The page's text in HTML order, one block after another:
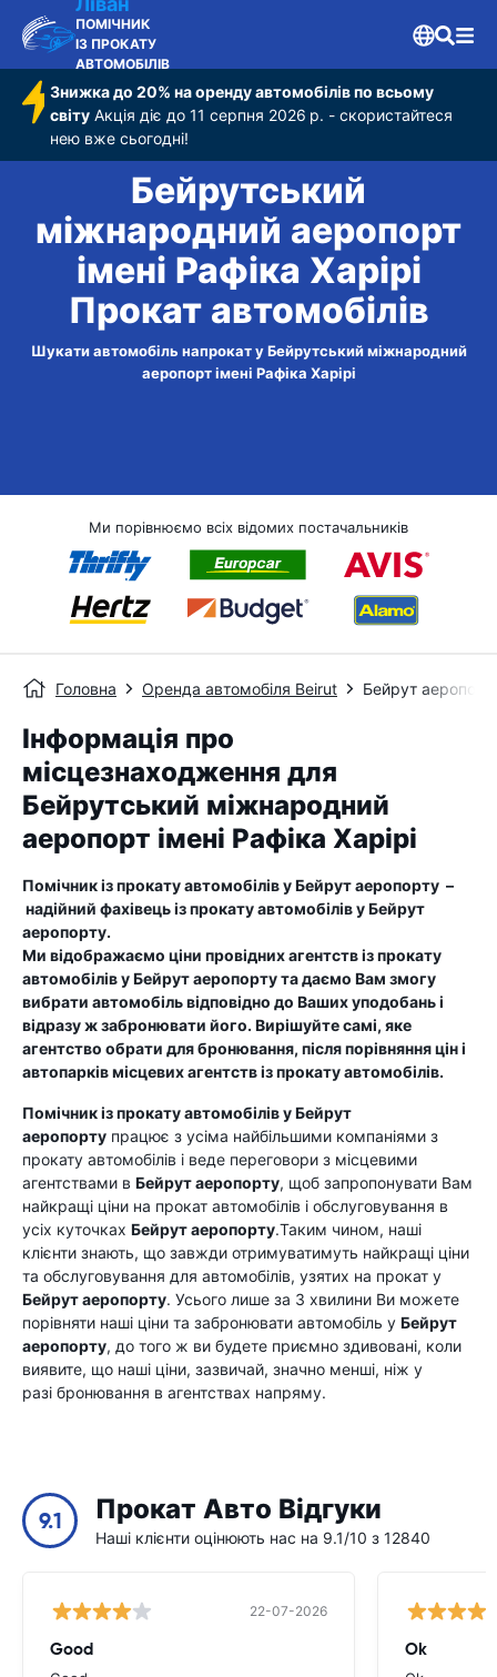
ПОМІЧНИК
ІЗ ПРОКАТУ
АВТОМОБІЛІВ
Знижка до 20% на оренду автомобілів по всьому
світу Акція діє до 11 серпня 2026 р. - скористайтеся
нею вже сьогодні!
Бейрутський
міжнародний аеропорт
імені Рафіка Харірі
Прокат автомобілів
Шукати автомобіль напрокат у Бейрутський міжнародний
аеропорт імені Рафіка Харірі
Ми порівнюємо всіх відомих постачальників
Головна Оренда автомобіля Beirut Бейрут
Інформація про
місцезнаходження для
Бейрутський міжнародний
аеропорт імені Рафіка Харірі
Помічник із прокату автомобілів уБейрут аеропорту –
надійний фахівець із прокату автомобілів уБейрут
аеропорту.
Ми відображаємо ціни провідних агентств із прокату
автомобілів уБейрут аеропортута даємо Вам змогу
вибрати автомобіль відповідно до Ваших уподобань і
відразу ж забронювати його. Вирішуйте самі, яке
агентство обрати для бронювання, після порівняння цін і
автопарків місцевих агентств із прокату автомобілів.
Помічник із прокату автомобілів уБейрут
аеропорту працює з усіма найбільшими компаніями з
прокату автомобілів і веде переговори з місцевими
агентствами в Бейрут аеропорту, щоб запропонувати Вам
найкращі ціни на прокат автомобілів і обслуговування в
усіх куточках Бейрут аеропорту.Таким чином, наші
клієнти знають, що завжди отримуватимуть найкращі ціни
та обслуговування для автомобілів, узятих на прокат у
Бейрут аеропорту. Усього лише за 3 хвилини Ви можете
порівняти наші ціни та забронювати автомобіль у Бейрут
аеропорту, до того ж ви будете приємно здивовані, коли
виявите, що наші ціни, зазвичай, значно менші, ніж у
разі бронювання в агентствах напряму.
9.1 Прокат Авто Відгуки
Наші клієнти оцінюють нас на 9.1/10 з 12840
22-07-2026
Good Ok